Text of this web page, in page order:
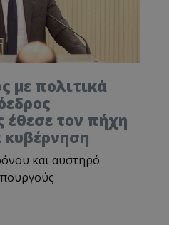
με πολιτικά
έθεσε τον πήχη
κυβέρνηση
και αυστηρό